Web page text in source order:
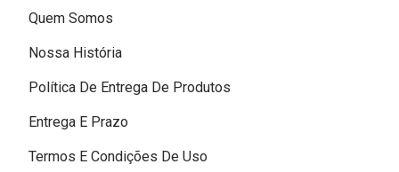
Vácuo
Cirúrgico
Quem Somos
Nossa História
Política De Entrega De Produtos
Entrega E Prazo
Termos E Condições De Uso